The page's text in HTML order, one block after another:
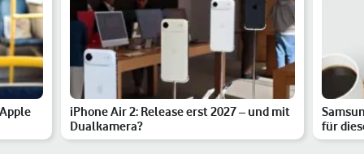
iPhone Air 2: Release erst 2027 – und mit
Dualkamera?
für